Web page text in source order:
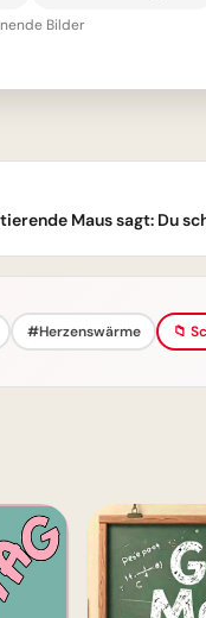
Bilder
Maus sagt: Du
#Herzenswärme 📁